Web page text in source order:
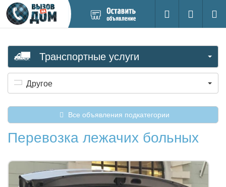
новое
Поиск
Вход на
Транспортные услуги
Другое
Все объявления подкатегории
Перевозка лежачих больных